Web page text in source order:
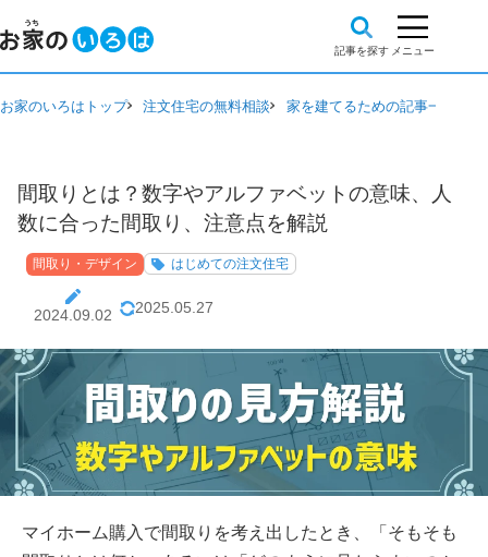
お家のいろはトップ 注文住宅の無料相談 家を建てるための記事一覧
間取りとは？数字やアルファベットの意味、人
数に合った間取り、注意点を解説
間取り・デザイン はじめての注文住宅
2024.09.02 2025.05.27
マイホーム購入で間取りを考え出したとき、「そもそも